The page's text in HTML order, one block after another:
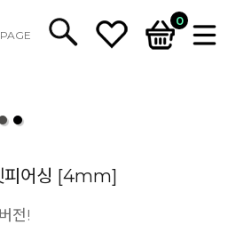
0
피어싱 [4mm]
전!